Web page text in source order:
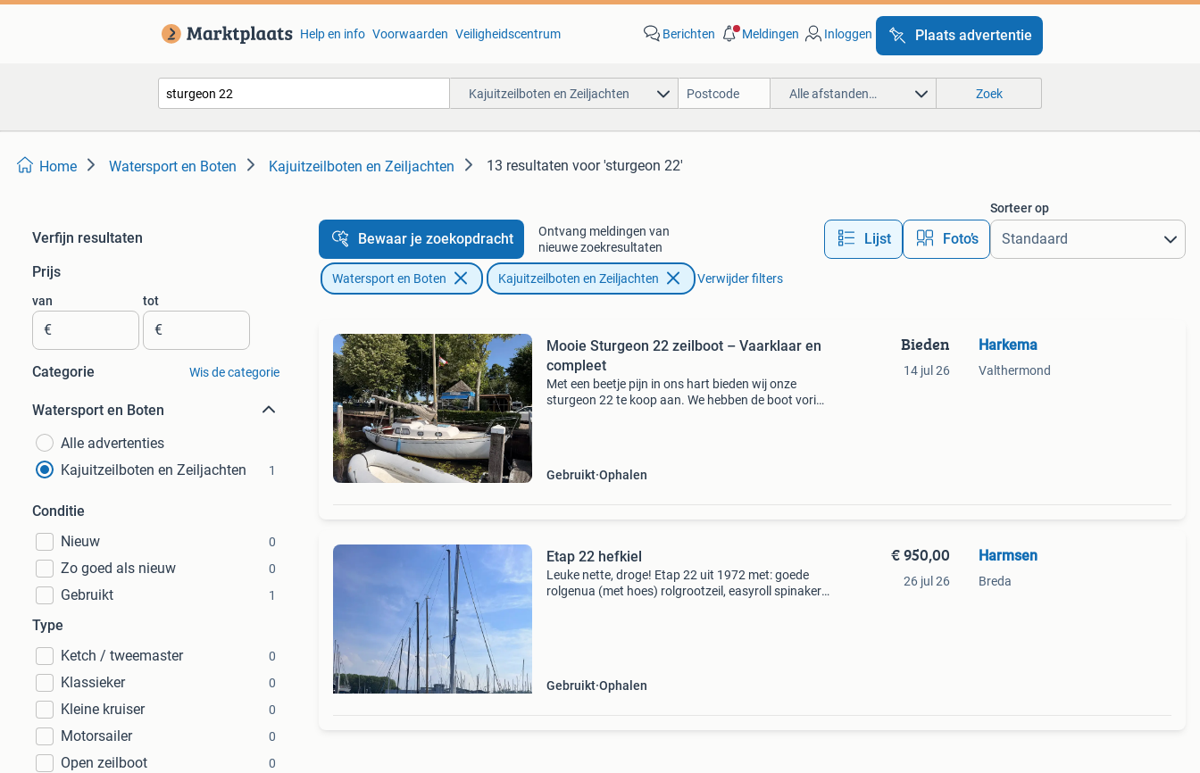
Help en info Voorwaarden Veiligheidscentrum Berichten Meldingen Inloggen Plaats advertentie
Kajuitzeilboten en Zeiljachten Alle afstanden… Zoek
Home Watersport en Boten Kajuitzeilboten en Zeiljachten 13 resultaten voor 'sturgeon 22'
Verfijn resultaten
Prijs
van
€
tot
€
Categorie Wis de categorie
Watersport en Boten
Alle advertenties
Kajuitzeilboten en Zeiljachten
1
Conditie
Nieuw
0
Zo goed als nieuw 0
Gebruikt 1
Type
Ketch / tweemaster
0
Klassieker 0
Kleine kruiser 0
Motorsailer 0
Open zeilboot 0
Bewaar je zoekopdracht
Ontvang meldingen van
nieuwe zoekresultaten
Lijst Foto’s
Sorteer op
Watersport en Boten Kajuitzeilboten en Zeiljachten Verwijder filters
Mooie Sturgeon 22 zeilboot – Vaarklaar en
compleet
Met een beetje pijn in ons hart bieden wij onze
sturgeon 22 te koop aan. We hebben de boot vorig
Gebruikt Ophalen
Bieden
14 jul 26
Harkema
Valthermond
Etap 22 hefkiel
Leuke nette, droge! Etap 22 uit 1972 met: goede
rolgenua (met hoes) rolgrootzeil, easyroll spinaker
Gebruikt Ophalen
€ 950,00
26 jul 26
Harmsen
Breda